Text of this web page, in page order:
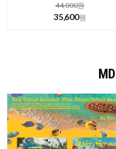
44,000원
35,600원